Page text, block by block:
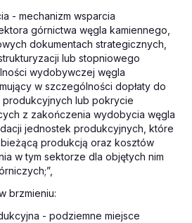
- mechanizm wsparcia
górnictwa węgla kamiennego,
dokumentach strategicznych,
lub stopniowego
wydobywczej węgla
w szczególności dopłaty do
lub pokrycie
z zakończenia wydobycia węgla
jednostek produkcyjnych, które
produkcją oraz kosztów
w tym sektorze dla objętych nim
brzmieniu:
- podziemne miejsce